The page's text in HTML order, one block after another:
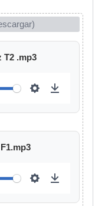
T2 .mp3